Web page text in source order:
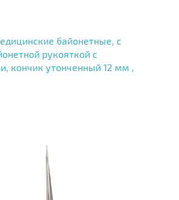
байонетные, с
рукояткой с
кончик утонченный 12 мм ,